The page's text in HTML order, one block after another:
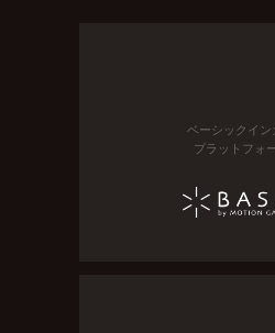
ベーシックイン
プラットフォ